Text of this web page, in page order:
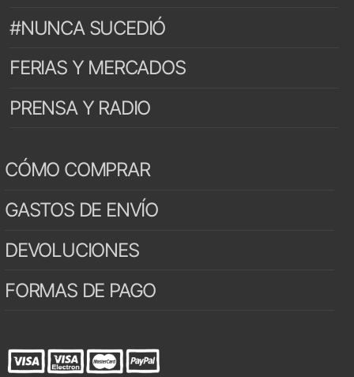
#NUNCA SUCEDIÓ
FERIAS Y MERCADOS
PRENSA Y RADIO
CÓMO COMPRAR
GASTOS DE ENVÍO
DEVOLUCIONES
FORMAS DE PAGO